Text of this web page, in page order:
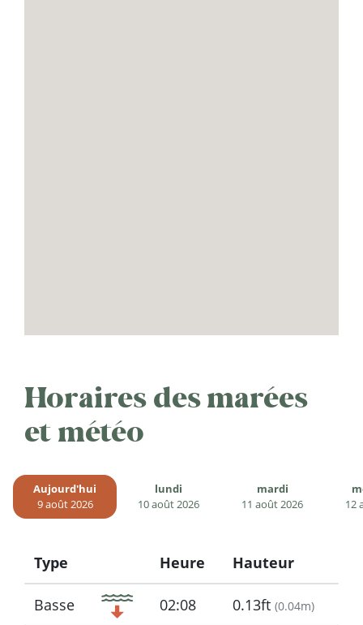
Horaires des marées
et météo
Aujourd'hui
9 août 2026
lundi
10 août 2026
mardi
11 août 2026
12
Type
Icon
Heure Hauteur
Basse 02:08 0.13ft (0.04m)